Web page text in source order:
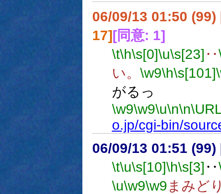
06/09/13 01:50 (99)
17][同意: 1]
\t\h\s[0]\u\s[23] ‥
い。 \w9\h\s[101]
がるっ
\w9\w9\u\n\n
o.jp/cgi-bin/
06/09/13 01:51 (99)
\t\u\s[10]\h\s[3] ‥
\u\w9\w9まみど